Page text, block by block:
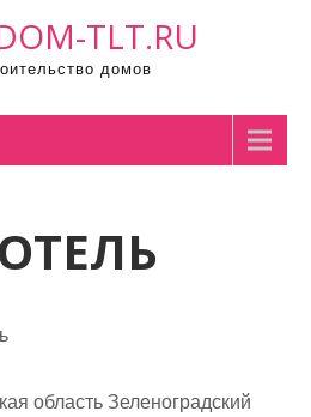
TLT.RU
домов
область Зеленоградский